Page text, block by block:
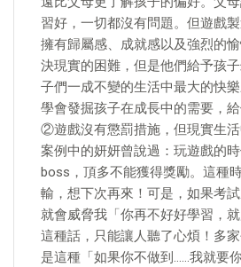
習好，一切都沒有問題。但遊戲
擁有歸屬感、成就感以及強烈的
決現實的困難，但是他們給予孩
子們一成不變的生活中最大的快
學會發掘孩子在成長中的需要，給
②遊戲沒有懲罰措施，但現實生活
案例中的妍妍曾說過：玩遊戲的
boss，頂多不能獲得獎勵。這種
輸，想下次再來！可是，如果考
就會威脅我「你再不好好學習，就
這種話，只能讓人聽了心煩！多
是這種「如果你不做到……我就要